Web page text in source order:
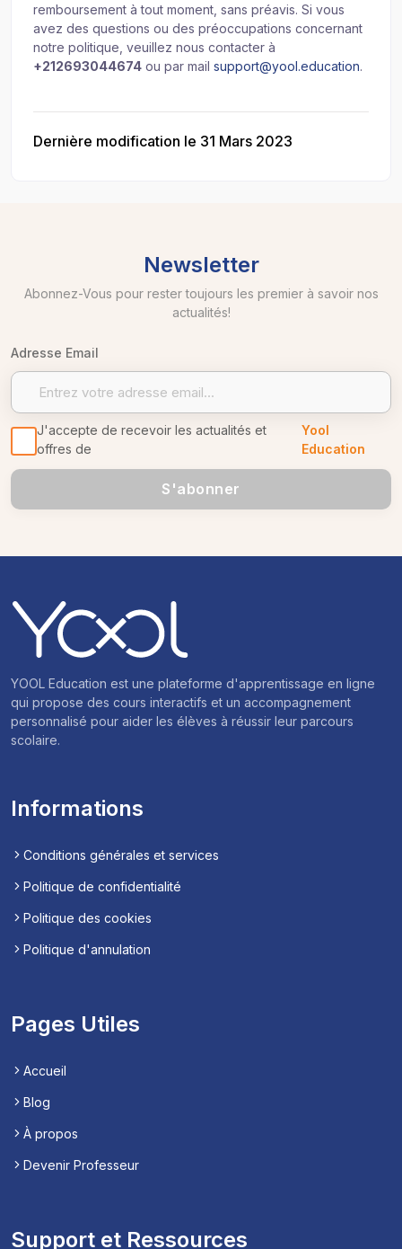
remboursement à tout moment, sans préavis. Si vous
avez des questions ou des préoccupations concernant
notre politique, veuillez nous contacter à
+212693044674 ou par mail support@yool.education.
Dernière modification le 31 Mars 2023
Newsletter
Abonnez-Vous pour rester toujours les premier à savoir nos
actualités!
Adresse Email
J'accepte de recevoir les actualités et
offres de
Yool
Education
S'abonner
YOOL Education est une plateforme d'apprentissage en ligne
qui propose des cours interactifs et un accompagnement
personnalisé pour aider les élèves à réussir leur parcours
scolaire.
Informations
Conditions générales et services
Politique de confidentialité
Politique des cookies
Politique d'annulation
Pages Utiles
Accueil
Blog
À propos
Devenir Professeur
Support et Ressources